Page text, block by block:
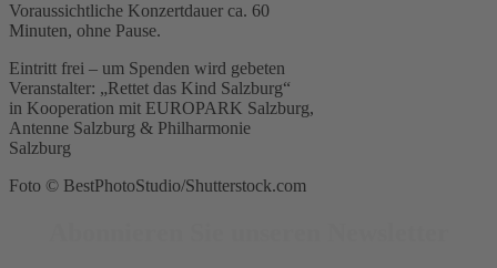
Voraussichtliche Konzertdauer ca. 60
Minuten, ohne Pause.
Eintritt frei – um Spenden wird gebeten
Veranstalter: „Rettet das Kind Salzburg“
in Kooperation mit EUROPARK Salzburg,
Antenne Salzburg & Philharmonie
Salzburg
Foto © BestPhotoStudio/Shutterstock.com